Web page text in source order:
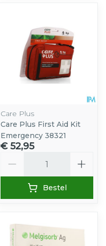
Care Plus
Care Plus First Aid Kit
Emergency 38321
€ 52,95
Bestel